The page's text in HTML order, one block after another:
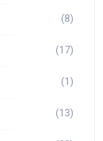
(8)
(17)
(1)
(13)